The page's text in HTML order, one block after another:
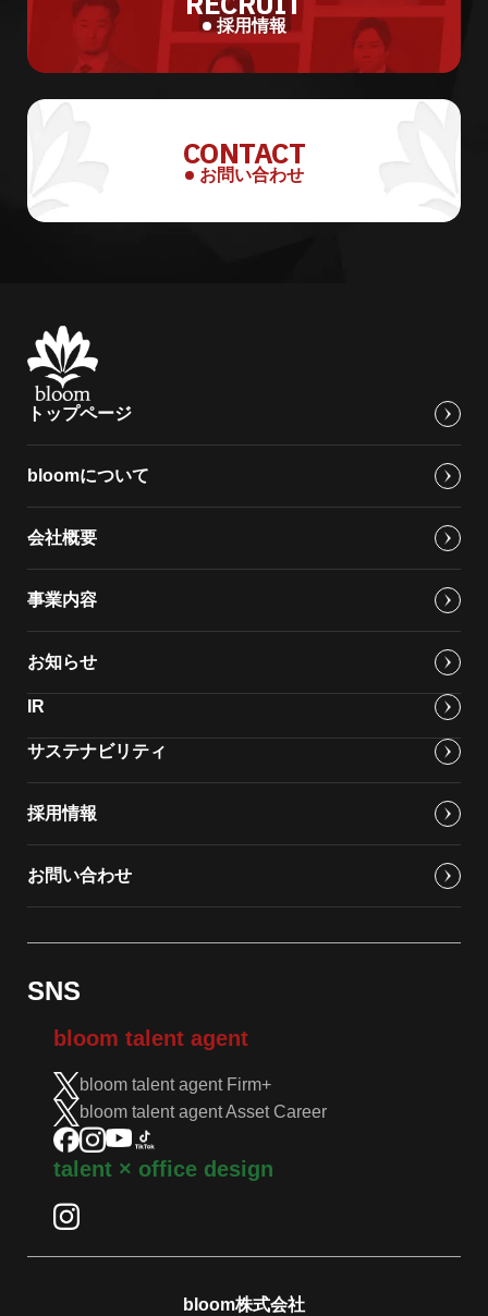
採用情報
CONTACT
お問い合わせ
トップページ
bloomについて
会社概要
事業内容
お知らせ
IR
サステナビリティ
採用情報
お問い合わせ
SNS
bloom talent agent
bloom talent agent Firm+
bloom talent agent Asset Career
talent × office design
bloom株式会社